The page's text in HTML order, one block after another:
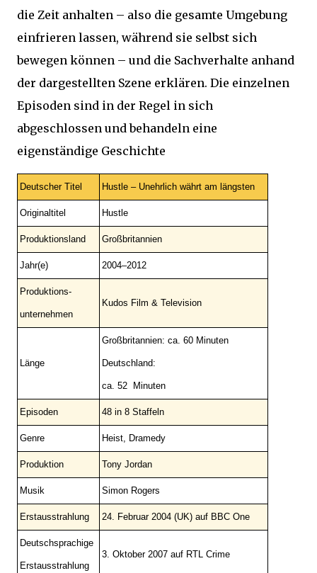
die Zeit anhalten – also die gesamte Umgebung
einfrieren lassen, während sie selbst sich
bewegen können – und die Sachverhalte anhand
der dargestellten Szene erklären. Die einzelnen
Episoden sind in der Regel in sich
abgeschlossen und behandeln eine
eigenständige Geschichte
Deutscher Titel Hustle – Unehrlich währt am längsten
Originaltitel Hustle
Produktionsland Großbritannien
Jahr(e) 2004–2012
Produktions-
unternehmen
Kudos Film & Television
Länge
Großbritannien: ca. 60 Minuten
Deutschland:
ca. 52 Minuten
Episoden 48 in 8 Staffeln
Genre Heist, Dramedy
Produktion Tony Jordan
Musik Simon Rogers
Erstausstrahlung 24. Februar 2004 (UK) auf BBC One
Deutschsprachige
Erstausstrahlung
3. Oktober 2007 auf RTL Crime